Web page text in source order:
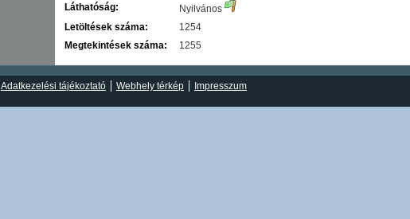
Láthatóság:
Nyilvános
Letöltések száma:
1254
Megtekintések száma:
1255
Adatkezelési tájékoztató Webhely térkép Impresszum